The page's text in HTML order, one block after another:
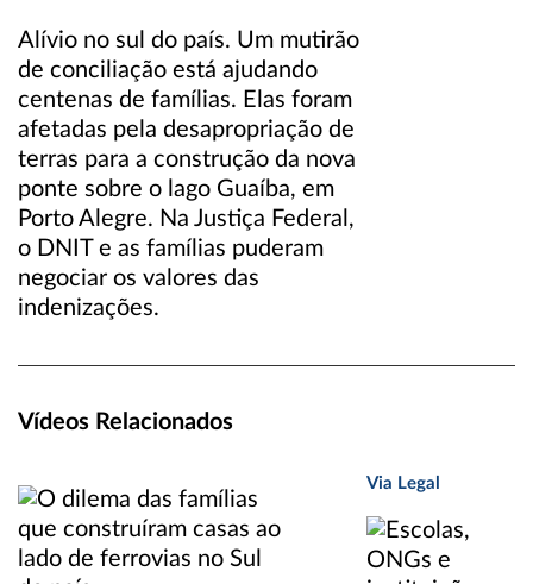
Alívio no sul do país. Um mutirão
de conciliação está ajudando
centenas de famílias. Elas foram
afetadas pela desapropriação de
terras para a construção da nova
ponte sobre o lago Guaíba, em
Porto Alegre. Na Justiça Federal,
o DNIT e as famílias puderam
negociar os valores das
indenizações.
Vídeos Relacionados
Via Legal